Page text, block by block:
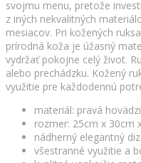
svojmu menu, pretože
z iných nekvalitných
mesiacov. Pri kožených
prírodná koža je úžasný
vydržať pokojne celý život.
alebo prechádzku. Kožený
využitie pre každodennú
materiál: pravá
rozmer: 25cm x 30cm
nádherný elegantný
všestranné využitie a